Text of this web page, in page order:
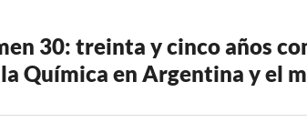
30: treinta y cinco años
Química en Argentina y el